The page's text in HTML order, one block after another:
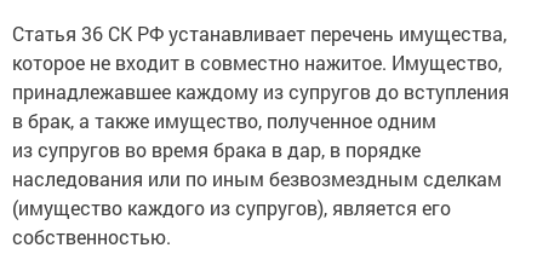
Статья 36 СК РФ устанавливает перечень имущества,
которое не входит в совместно нажитое. Имущество,
принадлежавшее каждому из супругов до вступления
в брак, а также имущество, полученное одним
из супругов во время брака в дар, в порядке
наследования или по иным безвозмездным сделкам
(имущество каждого из супругов), является его
собственностью.